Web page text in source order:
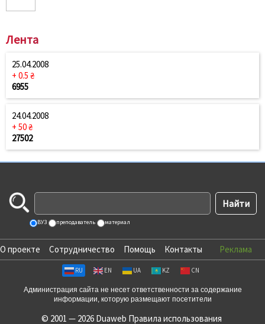
Лента
25.04.2008
+ 0.5 ₴
6955
24.04.2008
+ 50 ₴
27502
ВУЗ преподаватель материал
О проекте Сотрудничество Помощь Контакты Реклама
RU EN UA KZ CN
Администрация сайта не несет ответственности за содержание
информации, которую размещают посетители
© 2001 — 2026 Duaweb Правила использования